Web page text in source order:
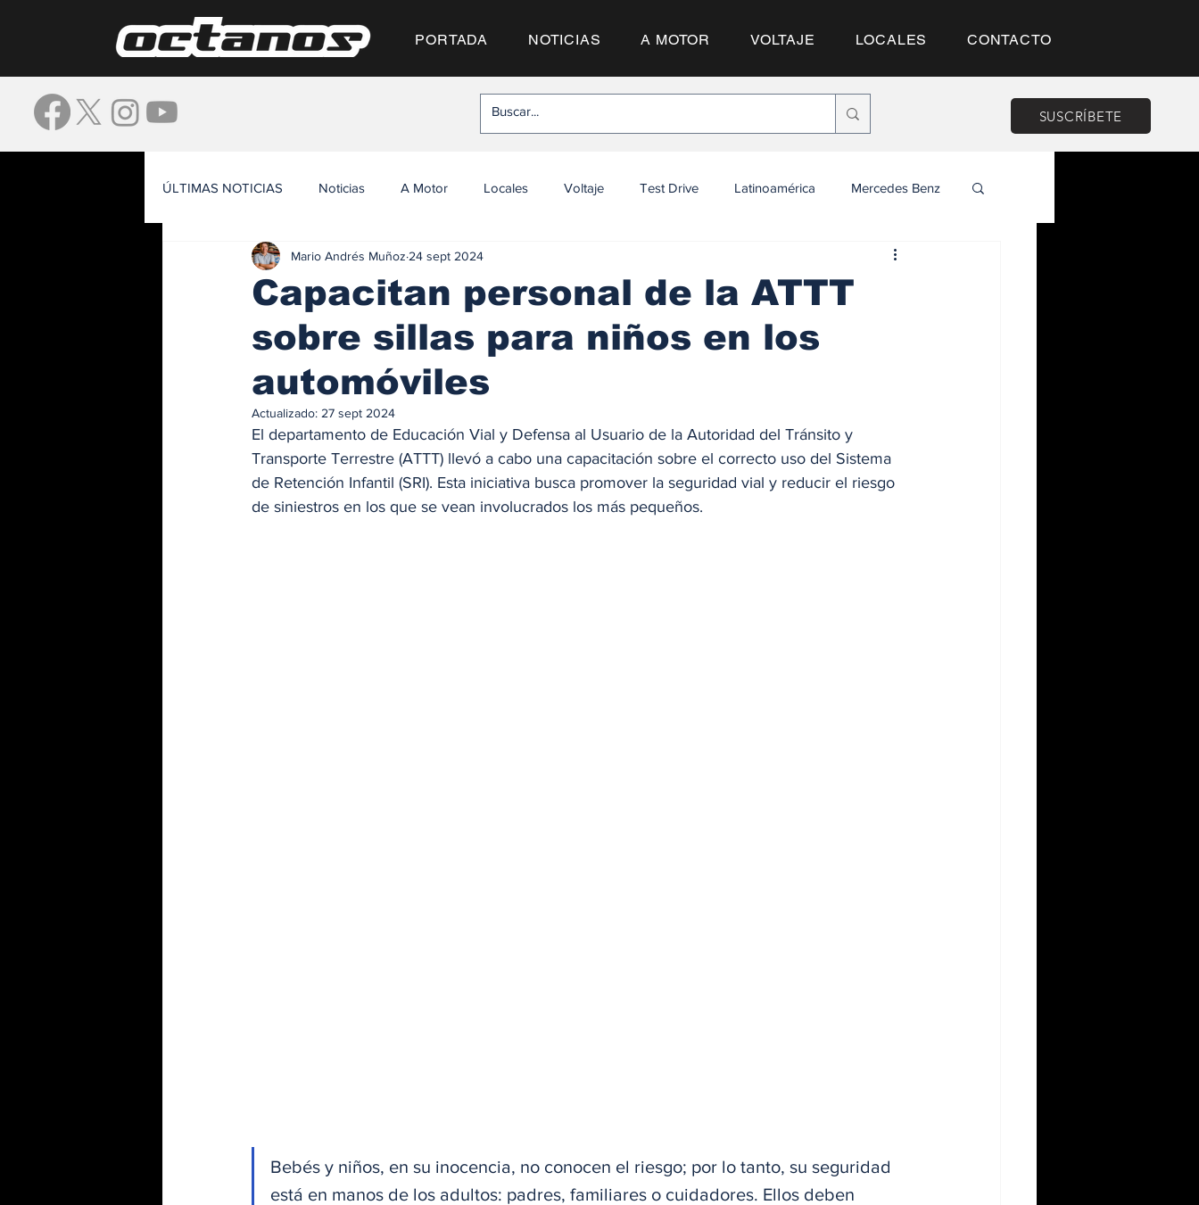
PORTADA NOTICIAS A MOTOR VOLTAJE LOCALES CONTACTO
SUSCRÍBETE
ÚLTIMAS NOTICIAS Noticias A Motor Locales Voltaje Test Drive Latinoamérica Mercedes Benz
Capacitan personal de la ATTT
sobre sillas para niños en los
automóviles
Mario Andrés Muñoz 24 sept 2024
Actualizado: 27 sept 2024
El departamento de Educación Vial y Defensa al Usuario de la Autoridad del Tránsito y
Transporte Terrestre (ATTT) llevó a cabo una capacitación sobre el correcto uso del Sistema
de Retención Infantil (SRI). Esta iniciativa busca promover la seguridad vial y reducir el riesgo
de siniestros en los que se vean involucrados los más pequeños.
Bebés y niños, en su inocencia, no conocen el riesgo; por lo tanto, su seguridad
está en manos de los adultos: padres, familiares o cuidadores. Ellos deben